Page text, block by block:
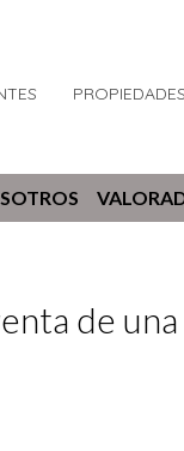
PROPIEDADES
de